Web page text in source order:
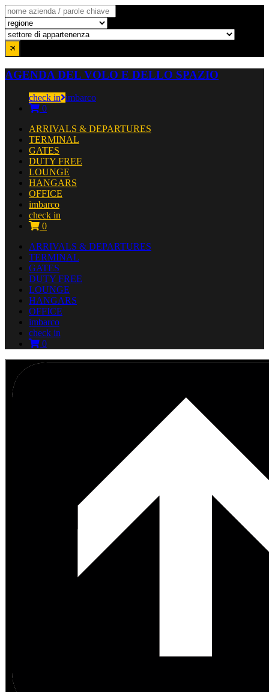
AGENDA DEL VOLO E DELLO SPAZIO
check in imbarco
0
ARRIVALS & DEPARTURES
TERMINAL
GATES
DUTY FREE
LOUNGE
HANGARS
OFFICE
imbarco
check in
0
ARRIVALS & DEPARTURES
TERMINAL
GATES
DUTY FREE
LOUNGE
HANGARS
OFFICE
imbarco
check in
0